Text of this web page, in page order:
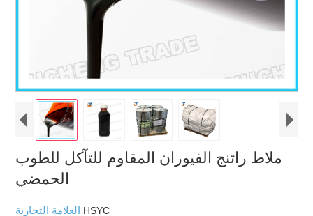
ملاط راتنج الفيوران المقاوم للتآكل للطوب
الحمضي
HSYC